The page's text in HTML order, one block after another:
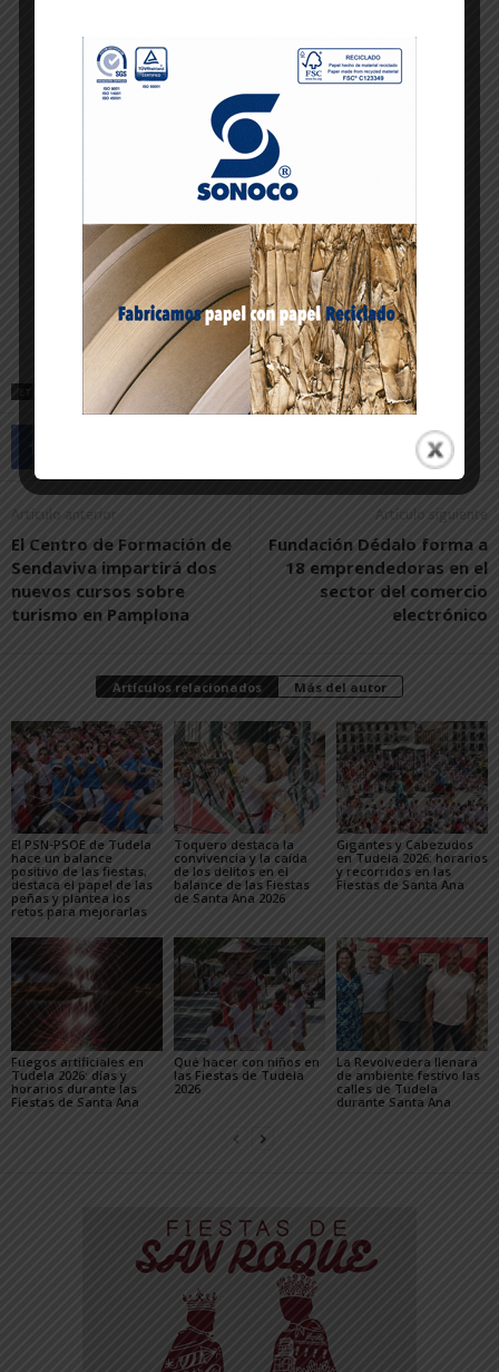
COLEGIO GRISERAS TRÁFICO URBANISMO
Artículo anterior
El Centro de Formación de
Sendaviva impartirá dos
nuevos cursos sobre
turismo en Pamplona
Artículo siguiente
Fundación Dédalo forma a
18 emprendedoras en el
sector del comercio
electrónico
Artículos relacionados Más del autor
El PSN-PSOE de Tudela
hace un balance
positivo de las fiestas,
destaca el papel de las
peñas y plantea los
retos para mejorarlas
Toquero destaca la
convivencia y la caída
de los delitos en el
balance de las Fiestas
de Santa Ana 2026
Gigantes y Cabezudos
en Tudela 2026: horarios
y recorridos en las
Fiestas de Santa Ana
Fuegos artificiales en
Tudela 2026: días y
horarios durante las
Fiestas de Santa Ana
Qué hacer con niños en
las Fiestas de Tudela
2026
La Revolvedera llenará
de ambiente festivo las
calles de Tudela
durante Santa Ana